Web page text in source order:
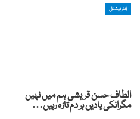
انٹرنیشنل
الطاف حسن قریشی ہم میں نہیں
مگرانکی یادیں ہر دم تازہ رہیں…